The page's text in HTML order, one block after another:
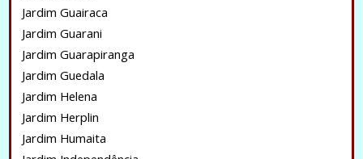
Jardim Guairaca
Jardim Guarani
Jardim Guarapiranga
Jardim Guedala
Jardim Helena
Jardim Herplin
Jardim Humaita